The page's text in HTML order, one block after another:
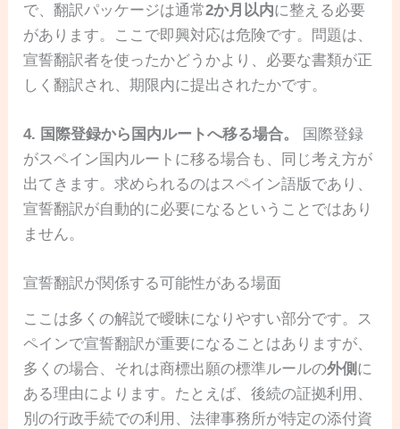
で、翻訳パッケージは通常2か月以内に整える必要
があります。ここで即興対応は危険です。問題は、
宣誓翻訳者を使ったかどうかより、必要な書類が正
しく翻訳され、期限内に提出されたかです。
4. 国際登録から国内ルートへ移る場合。
国際登録
がスペイン国内ルートに移る場合も、同じ考え方が
出てきます。求められるのはスペイン語版であり、
宣誓翻訳が自動的に必要になるということではあり
ません。
宣誓翻訳が関係する可能性がある場面
ここは多くの解説で曖昧になりやすい部分です。ス
ペインで宣誓翻訳が重要になることはありますが、
多くの場合、それは商標出願の標準ルールの外側 に
ある理由によります。たとえば、後続の証拠利用、
別の行政手続での利用、法律事務所が特定の添付資